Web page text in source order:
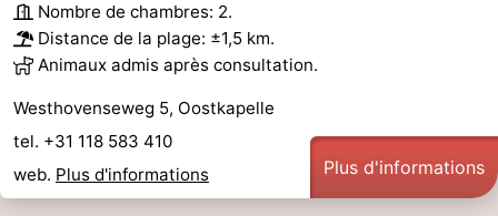
Nombre de chambres: 2.
Distance de la plage: ±1,5 km.
Animaux admis après consultation.
Westhovenseweg 5, Oostkapelle
tel. +31 118 583 410
web. Plus d'informations Plus d'informations